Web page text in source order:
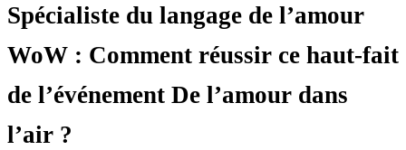
Spécialiste du langage de l’amour
WoW : Comment réussir ce haut-fait
de l’événement De l’amour dans
l’air ?